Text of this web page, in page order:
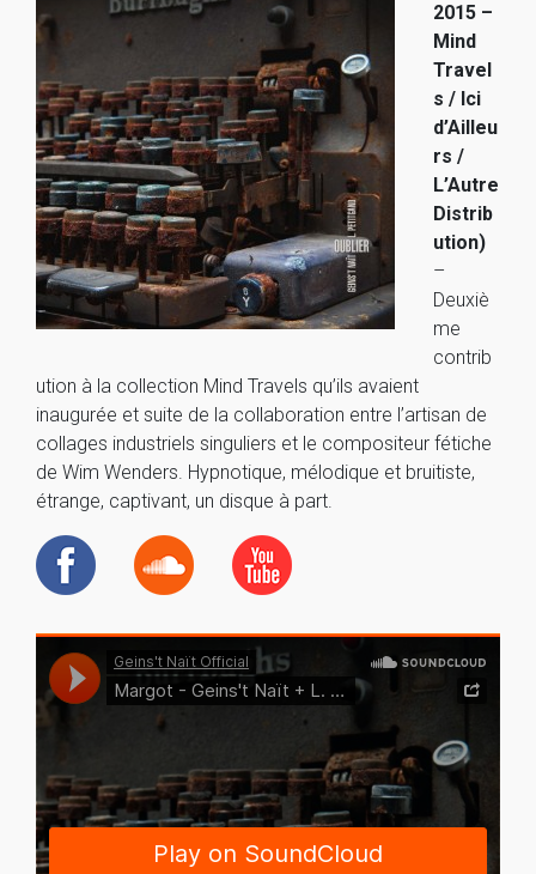
2015 –
Mind
Travel
s / Ici
d’Ailleu
rs /
L’Autre
Distrib
ution)
–
Deuxiè
me
contrib
ution à la collection Mind Travels qu’ils avaient
inaugurée et suite de la collaboration entre l’artisan de
collages industriels singuliers et le compositeur fétiche
de Wim Wenders. Hypnotique, mélodique et bruitiste,
étrange, captivant, un disque à part.